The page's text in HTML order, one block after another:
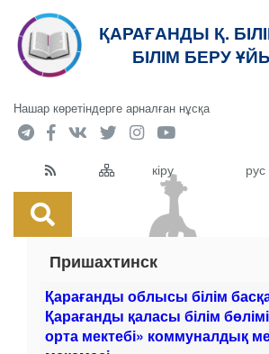
ҚАРАҒАНДЫ Қ.
БІЛІМ БЕРУ
Нашар көретіндерге арналған нұсқа
кіру рус
Пришахтинск
Қарағанды облысы білім
Қарағанды қаласы білім
орта мектебі» коммуналдық